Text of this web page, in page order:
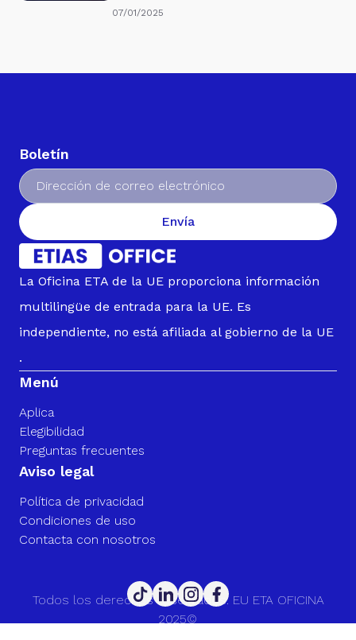
07/01/2025
Boletín
Envía
La Oficina ETA de la UE proporciona información
multilingüe de entrada para la UE. Es
independiente, no está afiliada al gobierno de la UE
.
Menú
Aplica
Elegibilidad
Preguntas frecuentes
Aviso legal
Política de privacidad
Condiciones de uso
Contacta con nosotros
Todos los derechos reservados. EU ETA OFICINA
2025©